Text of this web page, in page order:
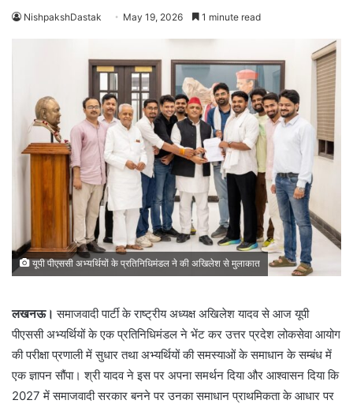
NishpakshDastak May 19, 2026 1 minute read
यूपी पीएससी अभ्यर्थियों के प्रतिनिधिमंडल ने की अखिलेश से मुलाकात
लखनऊ।समाजवादी पार्टी के राष्ट्रीय अध्यक्ष अखिलेश यादव से आज यूपी
पीएससी अभ्यर्थियों के एक प्रतिनिधिमंडल ने भेंट कर उत्तर प्रदेश लोकसेवा आयोग
की परीक्षा प्रणाली में सुधार तथा अभ्यर्थियों की समस्याओं के समाधान के सम्बंध में
एक ज्ञापन सौंपा। श्री यादव ने इस पर अपना समर्थन दिया और आश्वासन दिया कि
2027 में समाजवादी सरकार बनने पर उनका समाधान प्राथमिकता के आधार पर